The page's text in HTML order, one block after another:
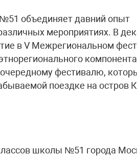
объединяет давний опыт
мероприятиях. В
в V Межрегиональном
фестивалю,
поездке на остров
школы №51 города